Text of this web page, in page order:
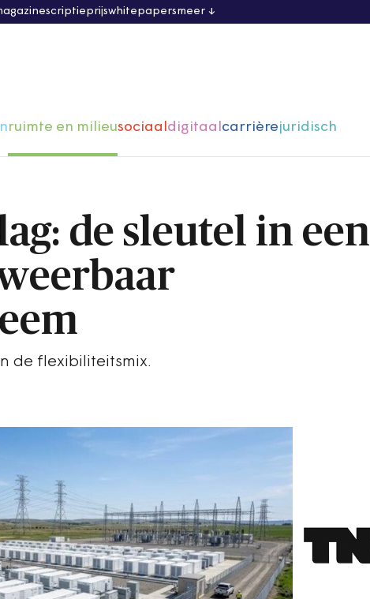
scriptieprijswhitepapersmeer
ruimte en milieusociaaldigitaalcarrièrejuridisch
de sleutel in een
de flexibiliteitsmix.